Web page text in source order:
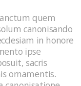
quem
canonisando
in honore
ipse
sacris
ornamentis.